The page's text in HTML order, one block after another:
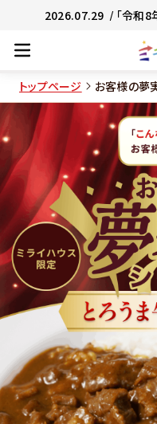
2026.07.29 / 「令和
トップページ お客様の夢